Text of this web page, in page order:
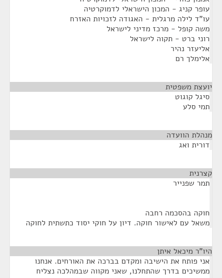
עופר קניג - המכון הישראלי לדמוקרטיה
עו"ד לילה מרגלית - האגודה לזכויות האזרח
משה קופל - מרכז מדיני לישראל
רוני ברט - תקוה לישראל
אליעזר נהיר
אלימלך רם
יועצת משפטית
סיגל קוגוט
תמי סלע
מנהלת הוועדה
דורית ואג
קצרנית
תמר שפנייר
חוקה בהסכמה רחבה
משאל עם לאישור חוקה. דיון על חוקי יסוד כתשתית לחוקה
היו"ר מיכאל איתן
אני פותח את הישיבה ומקדם בברכה את האורחים. אנחנו
ממשיכים בדרך שהתחלנו, שאני מקווה שבמהלכה נצליח